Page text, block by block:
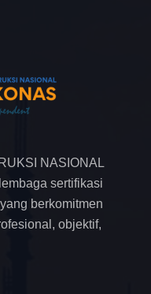
NASIONAL
sertifikasi
berkomitmen
objektif,